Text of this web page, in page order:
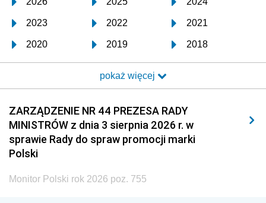
2023 2022 2021
2020 2019 2018
2017 2016 2015
2014 2013 2012
2011 2010 2009
2008 2007 2006
2005
pokaż więcej
ZARZĄDZENIE NR 44 PREZESA RADY
MINISTRÓW z dnia 3 sierpnia 2026 r. w
sprawie Rady do spraw promocji marki
Polski
Monitor Polski rok 2026 poz. 755